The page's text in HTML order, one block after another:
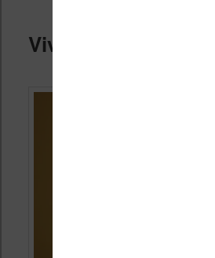
Vivlio InkPad Color 3